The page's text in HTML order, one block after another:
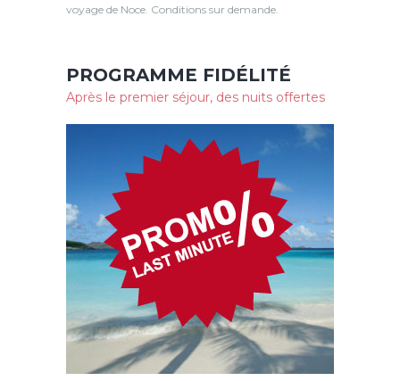
voyage de Noce. Conditions sur demande.
PROGRAMME FIDÉLITÉ
Après le premier séjour, des nuits offertes